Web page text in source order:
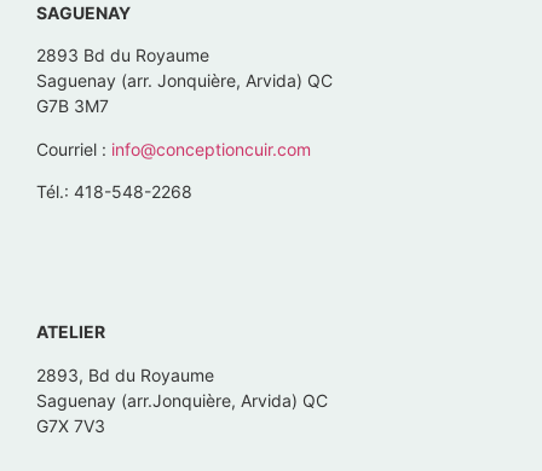
SAGUENAY
2893 Bd du Royaume
Saguenay (arr. Jonquière, Arvida) QC
G7B 3M7
Courriel : info@conceptioncuir.com
Tél.: 418-548-2268
ATELIER
2893, Bd du Royaume
Saguenay (arr.Jonquière, Arvida) QC
G7X 7V3